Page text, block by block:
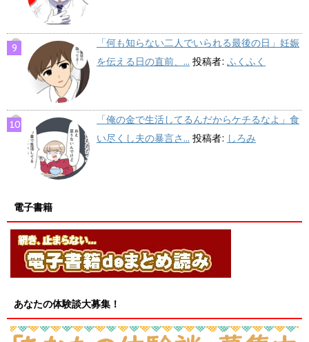
「何も知らない二人でいられる最後の日」妊娠
を伝える日の直前、... 投稿者: ふくふく
「俺の金で生活してるんだからケチるなよ」食
い尽くし夫の暴言さ... 投稿者: しろみ
電子書籍
あなたの体験談大募集！